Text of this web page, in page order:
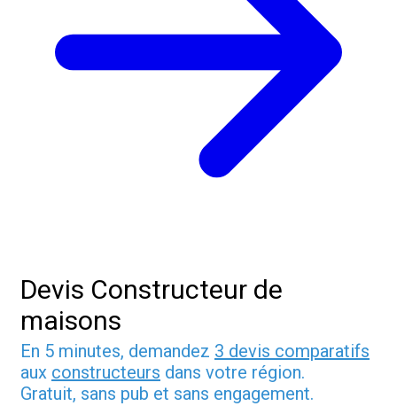
Devis Constructeur de
maisons
En 5 minutes, demandez 3 devis comparatifs
aux constructeurs dans votre région.
Gratuit, sans pub et sans engagement.